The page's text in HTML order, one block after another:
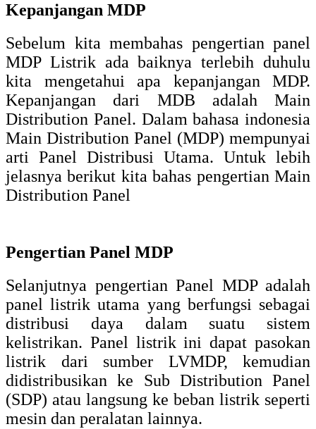
Kepanjangan MDP
Sebelum kita membahas pengertian panel
MDP Listrik ada baiknya terlebih duhulu
kita mengetahui apa kepanjangan MDP.
Kepanjangan dari MDB adalah Main
Distribution Panel. Dalam bahasa indonesia
Main Distribution Panel (MDP) mempunyai
arti Panel Distribusi Utama. Untuk lebih
jelasnya berikut kita bahas pengertian Main
Distribution Panel
Pengertian Panel MDP
Selanjutnya pengertian Panel MDP adalah
panel listrik utama yang berfungsi sebagai
distribusi daya dalam suatu sistem
kelistrikan. Panel listrik ini dapat pasokan
listrik dari sumber LVMDP, kemudian
didistribusikan ke Sub Distribution Panel
(SDP) atau langsung ke beban listrik seperti
mesin dan peralatan lainnya.